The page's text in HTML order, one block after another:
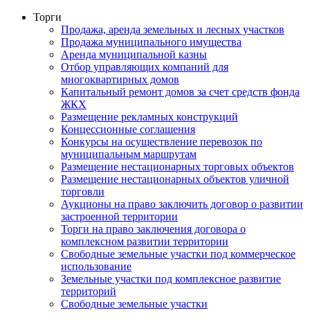
Торги
Продажа, аренда земельных и лесных участков
Продажа муниципального имущества
Аренда муниципальной казны
Отбор управляющих компаний для
многоквартирных домов
Капитальный ремонт домов за счет средств фонда
ЖКХ
Размещение рекламных конструкций
Концессионные соглашения
Конкурсы на осуществление перевозок по
муниципальным маршрутам
Размещение нестационарных торговых объектов
Размещение нестационарных объектов уличной
торговли
Аукционы на право заключить договор о развитии
застроенной территории
Торги на право заключения договора о
комплексном развитии территории
Свободные земельные участки под коммерческое
использование
Земельные участки под комплексное развитие
территорий
Свободные земельные участки